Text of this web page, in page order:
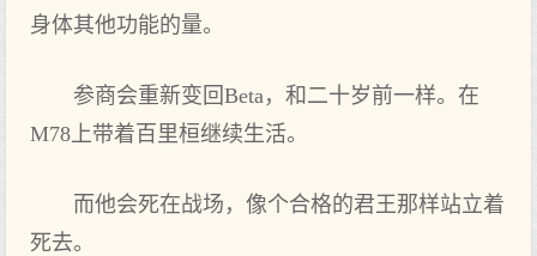
身体其他功能的量。
参商会重新变回Beta，和二十岁前一样。在
M78上带着百里桓继续生活。
而他会死在战场，像个合格的君王那样站立着
死去。